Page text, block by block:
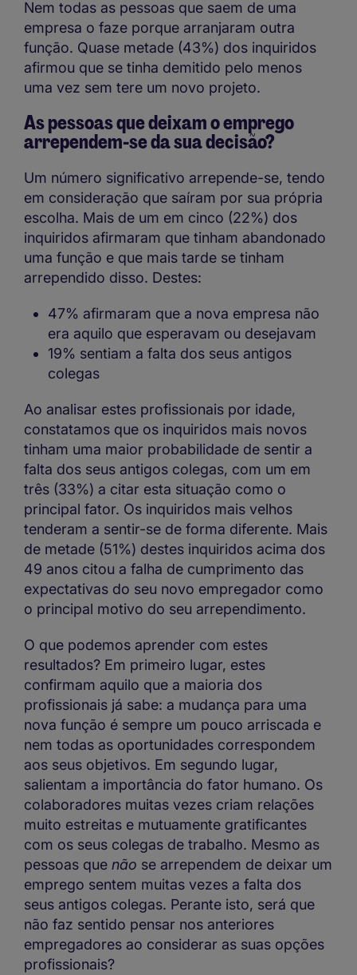
Nem todas as pessoas que saem de uma
empresa o faze porque arranjaram outra
função. Quase metade (43%) dos inquiridos
afirmou que se tinha demitido pelo menos
uma vez sem tere um novo projeto.
As pessoas que deixam o emprego
arrependem-se da sua decisão?
Um número significativo arrepende-se, tendo
em consideração que saíram por sua própria
escolha. Mais de um em cinco (22%) dos
inquiridos afirmaram que tinham abandonado
uma função e que mais tarde se tinham
arrependido disso. Destes:
47% afirmaram que a nova empresa não
era aquilo que esperavam ou desejavam
19% sentiam a falta dos seus antigos
colegas
Ao analisar estes profissionais por idade,
constatamos que os inquiridos mais novos
tinham uma maior probabilidade de sentir a
falta dos seus antigos colegas, com um em
três (33%) a citar esta situação como o
principal fator. Os inquiridos mais velhos
tenderam a sentir-se de forma diferente. Mais
de metade (51%) destes inquiridos acima dos
49 anos citou a falha de cumprimento das
expectativas do seu novo empregador como
o principal motivo do seu arrependimento.
O que podemos aprender com estes
resultados? Em primeiro lugar, estes
confirmam aquilo que a maioria dos
profissionais já sabe: a mudança para uma
nova função é sempre um pouco arriscada e
nem todas as oportunidades correspondem
aos seus objetivos. Em segundo lugar,
salientam a importância do fator humano. Os
colaboradores muitas vezes criam relações
muito estreitas e mutuamente gratificantes
com os seus colegas de trabalho. Mesmo as
pessoas que não se arrependem de deixar um
emprego sentem muitas vezes a falta dos
seus antigos colegas. Perante isto, será que
não faz sentido pensar nos anteriores
empregadores ao considerar as suas opções
profissionais?